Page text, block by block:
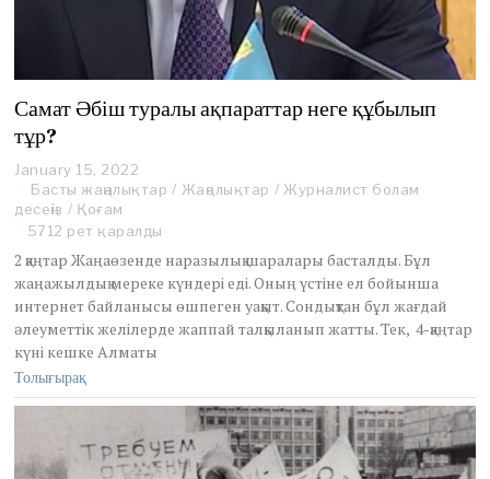
Самат Әбіш туралы ақпараттар неге құбылып
тұр?
January 15, 2022
a
u
r
y
1
5
,
2
Басты жаңалықтар / Жаңалықтар / Журналист болам
десеңіз / Қоғам
5712 рет қаралды
2 қаңтар Жаңаөзенде наразылық шаралары басталды. Бұл
жаңажылдық мереке күндері еді. Оның үстіне ел бойынша
интернет байланысы өшпеген уақыт. Сондықтан бұл жағдай
әлеуметтік желілерде жаппай талқыланып жатты. Тек, 4-қаңтар
күні кешке Алматы
Толығырақ